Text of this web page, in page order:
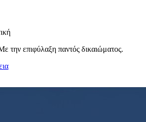
την επιφύλαξη παντός δικαιώματος.